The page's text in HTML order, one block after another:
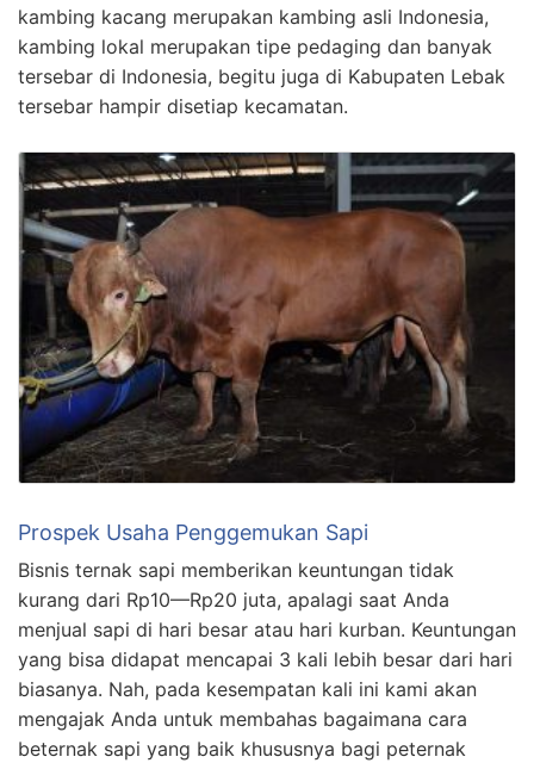
kambing kacang merupakan kambing asli Indonesia,
kambing lokal merupakan tipe pedaging dan banyak
tersebar di Indonesia, begitu juga di Kabupaten Lebak
tersebar hampir disetiap kecamatan.
Prospek Usaha Penggemukan Sapi
Bisnis ternak sapi memberikan keuntungan tidak
kurang dari Rp10—Rp20 juta, apalagi saat Anda
menjual sapi di hari besar atau hari kurban. Keuntungan
yang bisa didapat mencapai 3 kali lebih besar dari hari
biasanya. Nah, pada kesempatan kali ini kami akan
mengajak Anda untuk membahas bagaimana cara
beternak sapi yang baik khususnya bagi peternak